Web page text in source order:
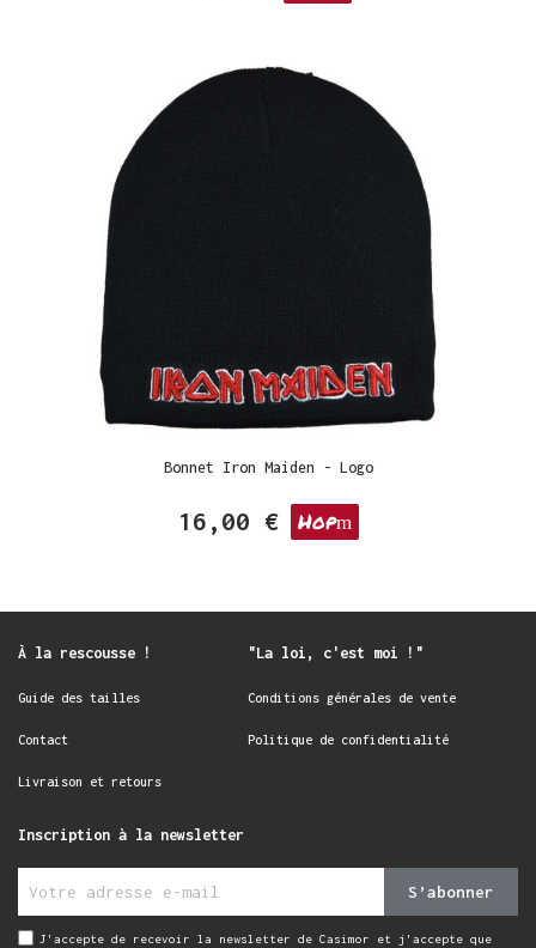
Bonnet Iron Maiden - Logo
16,00 € Hop
À la rescousse !
Guide des tailles
Contact
Livraison et retours
"La loi, c'est moi !"
Conditions générales de vente
Politique de confidentialité
Inscription à la newsletter
S’abonner
J'accepte de recevoir la newsletter de Casimor et j'accepte que